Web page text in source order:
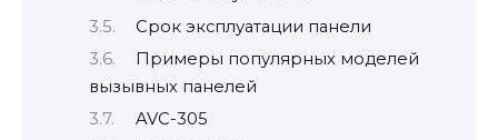
Срок эксплуатации панели
Примеры популярных моделей
вызывных панелей
AVC-305